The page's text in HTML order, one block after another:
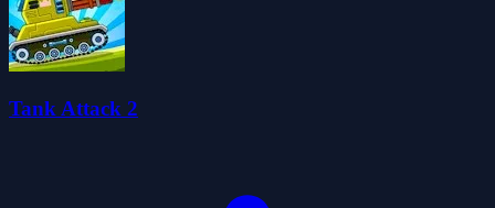
Tank Attack 2